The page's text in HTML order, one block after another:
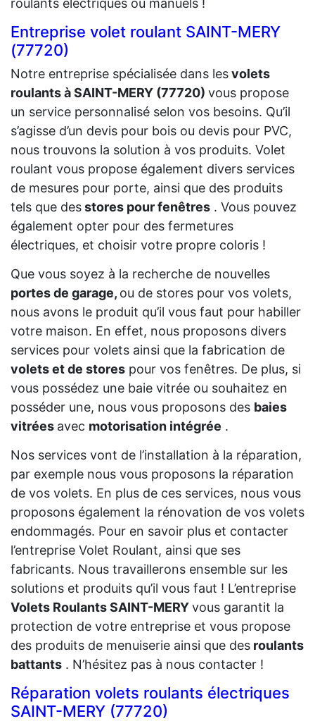
Entreprise volet roulant SAINT-MERY
(77720)
Notre entreprise spécialisée dans lesvolets
roulants à SAINT-MERY (77720) vous propose
un service personnalisé selon vos besoins. Qu’il
s’agisse d’un devis pour bois ou devis pour PVC,
nous trouvons la solution à vos produits. Volet
roulant vous propose également divers services
de mesures pour porte, ainsi que des produits
tels que desstores pour fenêtres . Vous pouvez
également opter pour des fermetures
électriques, et choisir votre propre coloris !
Que vous soyez à la recherche de nouvelles
portes de garage, ou de stores pour vos volets,
nous avons le produit qu’il vous faut pour habiller
votre maison. En effet, nous proposons divers
services pour volets ainsi que la fabrication de
volets et de stores pour vos fenêtres. De plus, si
vous possédez une baie vitrée ou souhaitez en
posséder une, nous vous proposons des baies
vitrées avec motorisation intégrée .
Nos services vont de l’installation à la réparation,
par exemple nous vous proposons la réparation
de vos volets. En plus de ces services, nous vous
proposons également la rénovation de vos volets
endommagés. Pour en savoir plus et contacter
l’entreprise Volet Roulant, ainsi que ses
fabricants. Nous travaillerons ensemble sur les
solutions et produits qu’il vous faut ! L’entreprise
Volets Roulants SAINT-MERYvous garantit la
protection de votre entreprise et vous propose
des produits de menuiserie ainsi que des roulants
battants . N’hésitez pas à nous contacter !
Réparation volets roulants électriques
SAINT-MERY (77720)